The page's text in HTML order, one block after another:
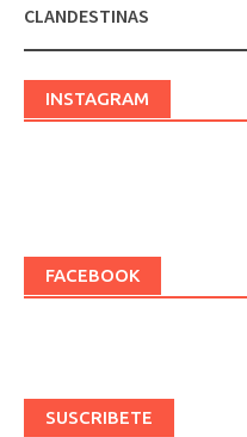
CLANDESTINAS
INSTAGRAM
FACEBOOK
SUSCRIBETE